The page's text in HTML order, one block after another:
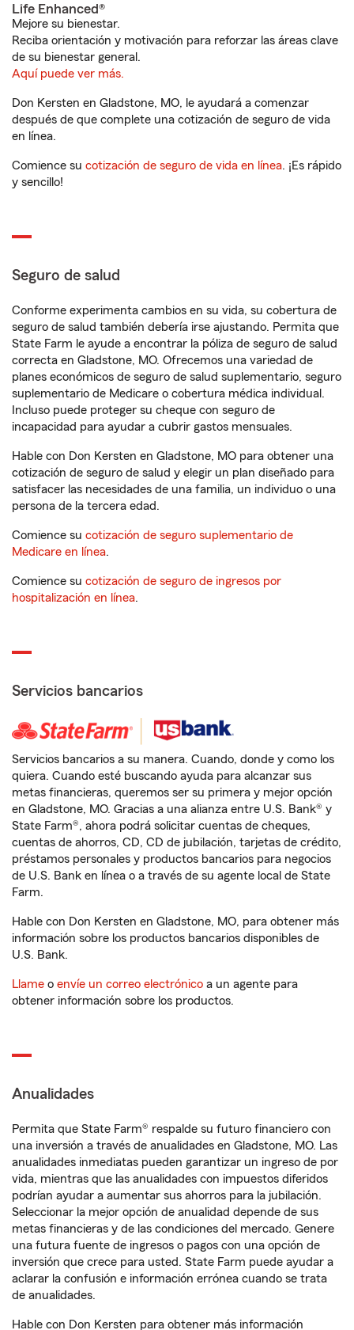
Life Enhanced®
Mejore su bienestar.
Reciba orientación y motivación para reforzar las áreas clave
de su bienestar general.
Aquí puede ver más.
Don Kersten en Gladstone, MO, le ayudará a comenzar
después de que complete una cotización de seguro de vida
en línea.
Comience su cotización de seguro de vida en línea. ¡Es rápido
y sencillo!
Seguro de salud
Conforme experimenta cambios en su vida, su cobertura de
seguro de salud también debería irse ajustando. Permita que
State Farm le ayude a encontrar la póliza de seguro de salud
correcta en Gladstone, MO. Ofrecemos una variedad de
planes económicos de seguro de salud suplementario, seguro
suplementario de Medicare o cobertura médica individual.
Incluso puede proteger su cheque con seguro de
incapacidad para ayudar a cubrir gastos mensuales.
Hable con Don Kersten en Gladstone, MO para obtener una
cotización de seguro de salud y elegir un plan diseñado para
satisfacer las necesidades de una familia, un individuo o una
persona de la tercera edad.
Comience su cotización de seguro suplementario de
Medicare en línea.
Comience su cotización de seguro de ingresos por
hospitalización en línea.
Servicios bancarios
Servicios bancarios a su manera. Cuando, donde y como los
quiera. Cuando esté buscando ayuda para alcanzar sus
metas financieras, queremos ser su primera y mejor opción
en Gladstone, MO. Gracias a una alianza entre U.S. Bank® y
State Farm®, ahora podrá solicitar cuentas de cheques,
cuentas de ahorros, CD, CD de jubilación, tarjetas de crédito,
préstamos personales y productos bancarios para negocios
de U.S. Bank en línea o a través de su agente local de State
Farm.
Hable con Don Kersten en Gladstone, MO, para obtener más
información sobre los productos bancarios disponibles de
U.S. Bank.
Llame o envíe un correo electrónico a un agente para
obtener información sobre los productos.
Anualidades
Permita que State Farm® respalde su futuro financiero con
una inversión a través de anualidades en Gladstone, MO. Las
anualidades inmediatas pueden garantizar un ingreso de por
vida, mientras que las anualidades con impuestos diferidos
podrían ayudar a aumentar sus ahorros para la jubilación.
Seleccionar la mejor opción de anualidad depende de sus
metas financieras y de las condiciones del mercado. Genere
una futura fuente de ingresos o pagos con una opción de
inversión que crece para usted. State Farm puede ayudar a
aclarar la confusión e información errónea cuando se trata
de anualidades.
Hable con Don Kersten para obtener más información